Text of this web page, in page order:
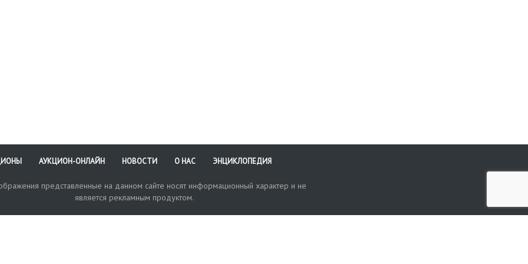
АУКЦИОН-ОНЛАЙН НОВОСТИ О НАС ЭНЦИКЛОПЕДИЯ
представленные на данном сайте носят информационный характер и не
является рекламным продуктом.